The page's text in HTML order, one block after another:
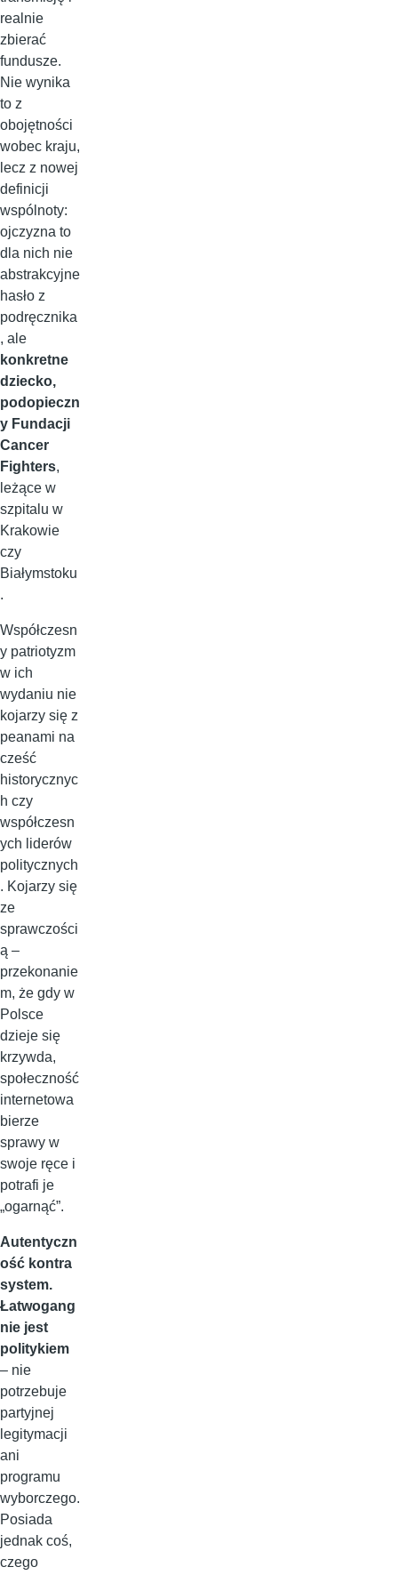
realnie
zbierać
fundusze.
Nie wynika
to z
obojętności
wobec kraju,
lecz z nowej
definicji
wspólnoty:
ojczyzna to
dla nich nie
abstrakcyjne
hasło z
podręcznika
, ale
konkretne
dziecko,
podopieczn
y Fundacji
Cancer
Fighters,
leżące w
szpitalu w
Krakowie
czy
Białymstoku
.
Współczesn
y patriotyzm
w ich
wydaniu nie
kojarzy się z
peanami na
cześć
historycznyc
h czy
współczesn
ych liderów
politycznych
. Kojarzy się
ze
sprawczości
ą –
przekonanie
m, że gdy w
Polsce
dzieje się
krzywda,
społeczność
internetowa
bierze
sprawy w
swoje ręce i
potrafi je
„ogarnąć”.
Autentyczn
ość kontra
system.
Łatwogang
nie jest
politykiem
– nie
potrzebuje
partyjnej
legitymacji
ani
programu
wyborczego.
Posiada
jednak coś,
czego